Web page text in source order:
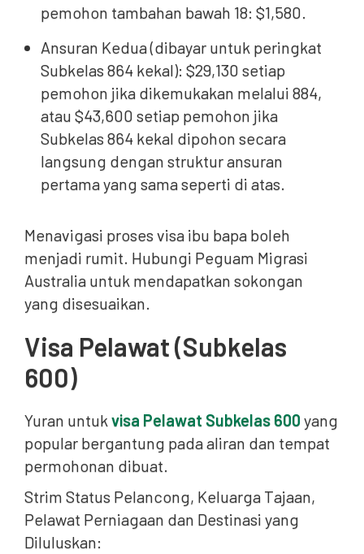
pemohon tambahan bawah 18: $1,580.
Ansuran Kedua (dibayar untuk peringkat
Subkelas 864 kekal): $29,130 ​​setiap
pemohon jika dikemukakan melalui 884,
atau $43,600 setiap pemohon jika
Subkelas 864 kekal dipohon secara
langsung dengan struktur ansuran
pertama yang sama seperti di atas.
Menavigasi proses visa ibu bapa boleh
menjadi rumit. Hubungi Peguam Migrasi
Australia untuk mendapatkan sokongan
yang disesuaikan.
Visa Pelawat (Subkelas
600)
Yuran untuk visa Pelawat Subkelas 600 yang
popular bergantung pada aliran dan tempat
permohonan dibuat.
Strim Status Pelancong, Keluarga Tajaan,
Pelawat Perniagaan dan Destinasi yang
Diluluskan: